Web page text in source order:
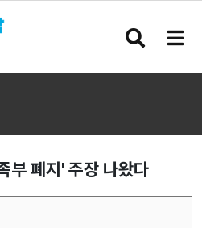
검
버
메
버
부 폐지' 주장 나왔다